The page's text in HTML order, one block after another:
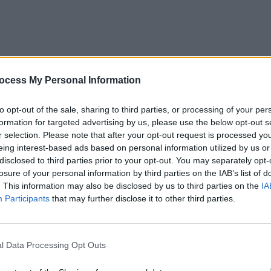
My Personal Information
opt-out of the sale, sharing to third parties, or processing of your
for targeted advertising by us, please use the below opt-out
selection. Please note that after your opt-out request is processed
interest-based ads based on personal information utilized by us
to third parties prior to your opt-out. You may separately
of your personal information by third parties on the IAB’s list of
This information may also be disclosed by us to third parties on the
Participants that may further disclose it to other third parties.
Data Processing Opt Outs
extrem de impopulare”,iar domnul Bolojan crede
de sacrificiu”.
ce să fie de sacrificiu? De ce să ia decizii extrem de
Guvernul este în slujba societății, trebuie
societății.
un guvern care scandează că va lua măsuri